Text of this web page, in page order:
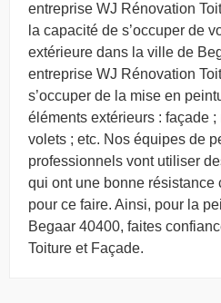
entreprise WJ Rénovation
la capacité de s’occuper de
extérieure dans la ville de
entreprise WJ Rénovation
s’occuper de la mise en
éléments extérieurs : façade ;
volets ; etc. Nos équipes de
professionnels vont utiliser
qui ont une bonne résistance
pour ce faire. Ainsi, pour la
Begaar 40400, faites
Toiture et Façade.